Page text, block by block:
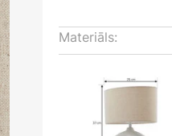
Materiāls: